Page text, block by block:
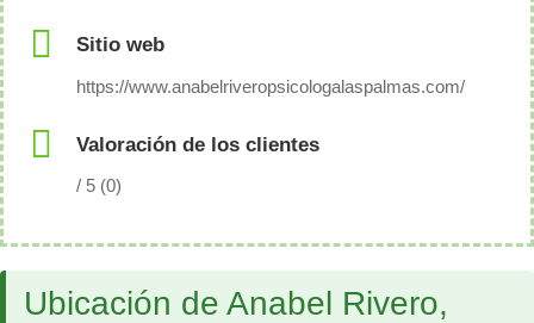
Sitio web
https://www.anabelriveropsicologalaspalmas.com/
Valoración de los clientes
/ 5 (0)
Ubicación de Anabel Rivero,